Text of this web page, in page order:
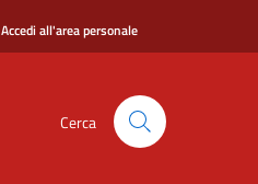
Accedi all'area personale
Cerca